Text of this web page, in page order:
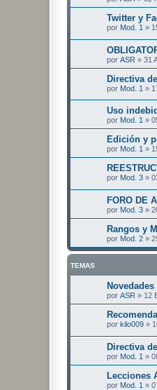
Twitter y
por Mod. 1 »
por ASR » 31
Directiva
por Mod. 1 »
Uso
por Mod. 1 »
Edición y
por Mod. 1 »
por Mod. 3 »
FORO DE
por Mod. 3 »
Rangos y
por Mod. 2 »
TEMAS
por ASR » 12
por kilo009 »
Directiva
por Mod. 1 »
Lecciones
por Mod. 1 »